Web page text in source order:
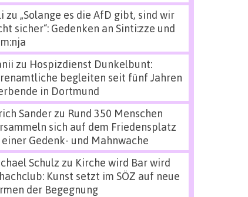
zu „Solange es die AfD gibt, sind wir
sicher“: Gedenken an Sinti:zze und
zu Hospizdienst Dunkelbunt:
begleiten seit fünf Jahren
in Dortmund
Sanderzu Rund 350 Menschen
sich auf dem Friedensplatz
Gedenk- und Mahnwache
Schulz zu Kirche wird Bar wird
Kunst setzt im SÖZ auf neue
der Begegnung